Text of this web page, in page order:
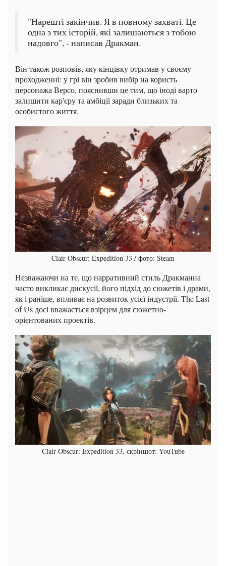
"Нарешті закінчив. Я в повному захваті. Це
одна з тих історій, які залишаються з тобою
надовго", - написав Дракман.
Він також розповів, яку кінцівку отримав у своєму
проходженні: у грі він зробив вибір на користь
персонажа Версо, пояснивши це тим, що іноді варто
залишити кар'єру та амбіції заради близьких та
особистого життя.
Clair Obscur: Expedition 33 / фото: Steam
Незважаючи на те, що нарративний стиль Дракманна
часто викликає дискусії, його підхід до сюжетів і драми,
як і раніше, впливає на розвиток усієї індустрії. The Last
of Us досі вважається взірцем для сюжетно-
орієнтованих проектів.
Clair Obscur: Expedition 33, скріншот: YouTube